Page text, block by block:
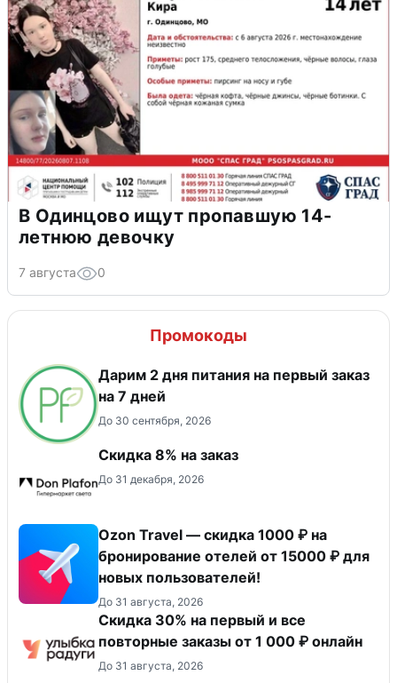
В Одинцово ищут пропавшую 14-
летнюю девочку
7 августа 0
Промокоды
Дарим 2 дня питания на первый заказ
на 7 дней
До 30 сентября, 2026
Скидка 8% на заказ
До 31 декабря, 2026
Ozon Travel — скидка 1000 ₽ на
бронирование отелей от 15000 ₽ для
новых пользователей!
До 31 августа, 2026
Скидка 30% на первый и все
повторные заказы от 1 000 ₽ онлайн
До 31 августа, 2026